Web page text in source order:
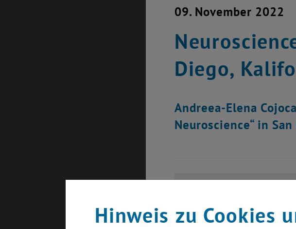
09. November 2022
Diego,
Andreea-Elena
Neuroscience“ in
Hinweis zu Cookies